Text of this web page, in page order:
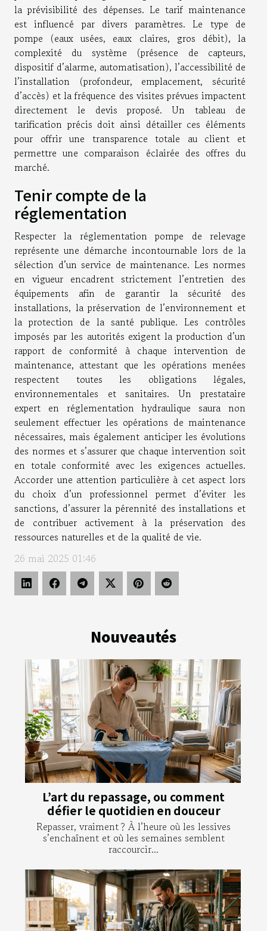
la prévisibilité des dépenses. Le tarif maintenance
est influencé par divers paramètres. Le type de
pompe (eaux usées, eaux claires, gros débit), la
complexité du système (présence de capteurs,
dispositif d’alarme, automatisation), l’accessibilité de
l’installation (profondeur, emplacement, sécurité
d’accès) et la fréquence des visites prévues impactent
directement le devis proposé. Un tableau de
tarification précis doit ainsi détailler ces éléments
pour offrir une transparence totale au client et
permettre une comparaison éclairée des offres du
marché.
Tenir compte de la
réglementation
Respecter la réglementation pompe de relevage
représente une démarche incontournable lors de la
sélection d’un service de maintenance. Les normes
en vigueur encadrent strictement l’entretien des
équipements afin de garantir la sécurité des
installations, la préservation de l’environnement et
la protection de la santé publique. Les contrôles
imposés par les autorités exigent la production d’un
rapport de conformité à chaque intervention de
maintenance, attestant que les opérations menées
respectent toutes les obligations légales,
environnementales et sanitaires. Un prestataire
expert en réglementation hydraulique saura non
seulement effectuer les opérations de maintenance
nécessaires, mais également anticiper les évolutions
des normes et s’assurer que chaque intervention soit
en totale conformité avec les exigences actuelles.
Accorder une attention particulière à cet aspect lors
du choix d’un professionnel permet d’éviter les
sanctions, d’assurer la pérennité des installations et
de contribuer activement à la préservation des
ressources naturelles et de la qualité de vie.
26 mai 2025 01:46
Nouveautés
L’art du repassage, ou comment
défier le quotidien en douceur
Repasser, vraiment ? À l’heure où les lessives
s’enchaînent et où les semaines semblent
raccourcir...